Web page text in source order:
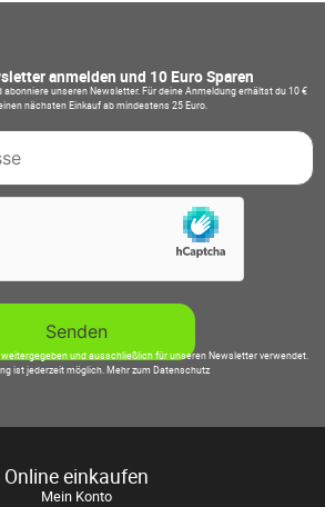
anmelden und 10 Euro Sparen
unseren Newsletter. Für deine Anmeldung erhältst du 10 €
nächsten Einkauf ab mindestens 25 Euro.
und ausschließlich für unseren Newsletter verwendet.
ist jederzeit möglich.Mehr zum Datenschutz
Online einkaufen
Mein Konto